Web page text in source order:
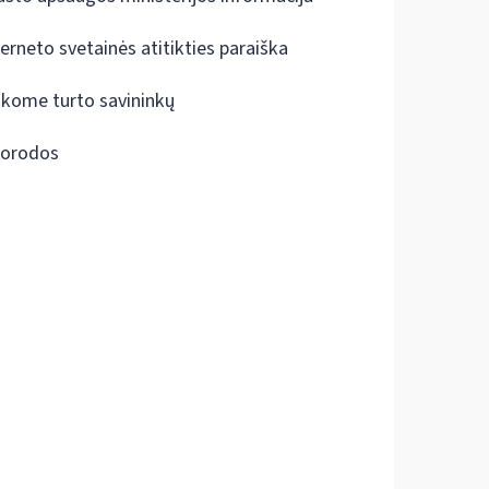
svetainės atitikties paraiška
turto savininkų